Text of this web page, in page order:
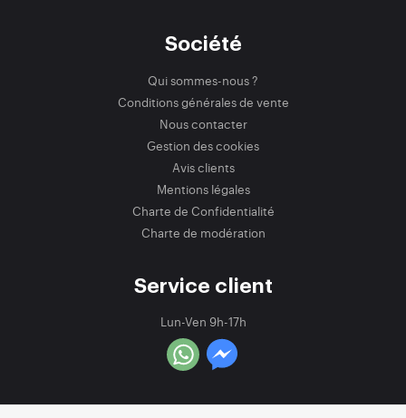
Société
Qui sommes-nous ?
Conditions générales de vente
Nous contacter
Gestion des cookies
Avis clients
Mentions légales
Charte de Confidentialité
Charte de modération
Service client
Lun-Ven 9h-17h